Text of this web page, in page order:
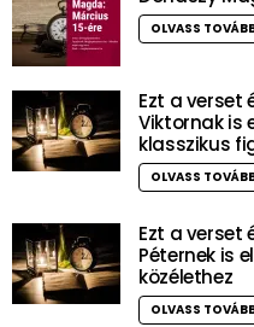
OLVASS
Ezt a verset
Viktornak is
klasszikus
OLVASS
Ezt a verset
Péternek is
közélethez
OLVASS